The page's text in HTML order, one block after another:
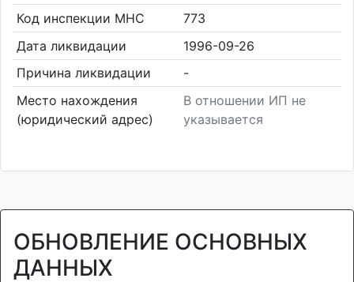
Код инспекции МНС
773
Дата ликвидации
1996-09-26
Причина ликвидации
-
Место нахождения
(юридический адрес)
В отношении ИП не
указывается
ОБНОВЛЕНИЕ ОСНОВНЫХ
ДАННЫХ